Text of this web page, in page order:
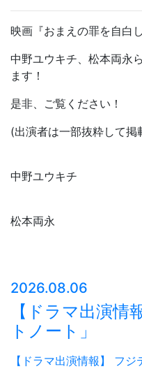
映画『おまえの罪を自白
中野ユウキチ、松本両永
ます！
是非、ご覧ください！
(出演者は一部抜粋して掲
中野ユウキチ
松本両永
2026.08.06
【ドラマ出演情
トノート」
【ドラマ出演情報】 フジ